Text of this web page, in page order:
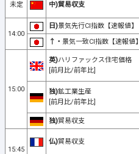
未定 中)貿易収支
14:00
日)景気先行CI指数【速報値】
↑・ 景気一致CI指数【速報値】
15:00
英)ハリファックス住宅価格
[前月比/前年比]
独)鉱工業生産
[前月比/前年比]
独)貿易収支
15:45
仏)貿易収支